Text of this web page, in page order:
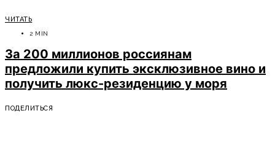
ЧИТАТЬ
2 MIN
За 200 миллионов россиянам
предложили купить эксклюзивное вино и
получить люкс-резиденцию у моря
ПОДЕЛИТЬСЯ